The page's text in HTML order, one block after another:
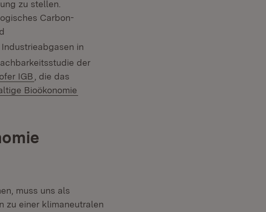
zu stellen.
Carbon-
in
der
Fenster)
IGB (Öffnet in neuem Fenster)
, die das
Bioökonomie
muss uns als
zu einer klimaneutralen